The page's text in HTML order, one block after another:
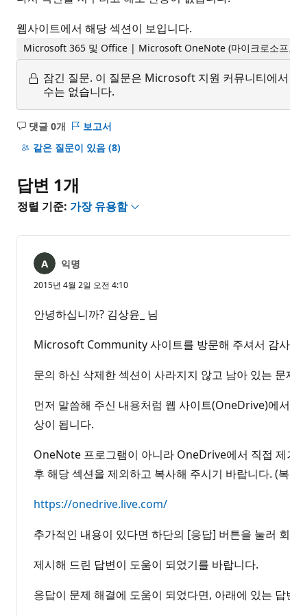
웹사이트에서 해당 섹션이 보입니다.
Microsoft 365 및 Office | Microsoft OneNote (마이크로소
잠긴 질문. 이 질문은 Microsoft 지원 커뮤니티에
수는 없습니다.
댓글 0개
설
명
음
보고서
같은 질문이 있음 (8)
답변 1개
정렬 기준: 가장 유용함
익명
2015년 4월 2일 오전 4:10
안녕하십니까? 김상윤_ 님
Microsoft Community 사이트를 방문해 주셔서 감
문의 하신 삭제한 섹션이 사라지지 않고 남아 있는
먼저 말씀해 주신 내용처럼 웹 사이트(OneDrive)에
상이 됩니다.
OneNote 프로그램이 아니라 OneDrive에서 직접
후 해당 섹션을 제외하고 복사해 주시기 바랍니다. (
https://onedrive.live.com/
추가적인 내용이 있다면 하단의 [응답] 버튼을 눌러
제시해 드린 답변이 도움이 되었기를 바랍니다.
응답이 문제 해결에 도움이 되었다면, 아래에 있는